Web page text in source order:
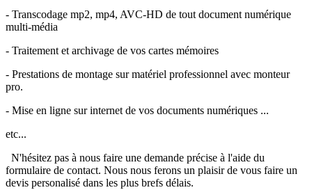
- Transcodage mp2, mp4, AVC-HD de tout document numérique
multi-média
- Traitement et archivage de vos cartes mémoires
- Prestations de montage sur matériel professionnel avec monteur
pro.
- Mise en ligne sur internet de vos documents numériques ...
etc...
N'hésitez pas à nous faire une demande précise à l'aide du
formulaire de contact. Nous nous ferons un plaisir de vous faire un
devis personalisé dans les plus brefs délais.